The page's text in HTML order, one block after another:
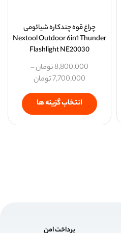
چراغ قوه چندکاره شیائومی
Nextool Outdoor 6in1 Thunder
Flashlight NE20030
8,800,000تومان–
7,700,000تومان
انتخاب گزینه ها
پرداخت امن